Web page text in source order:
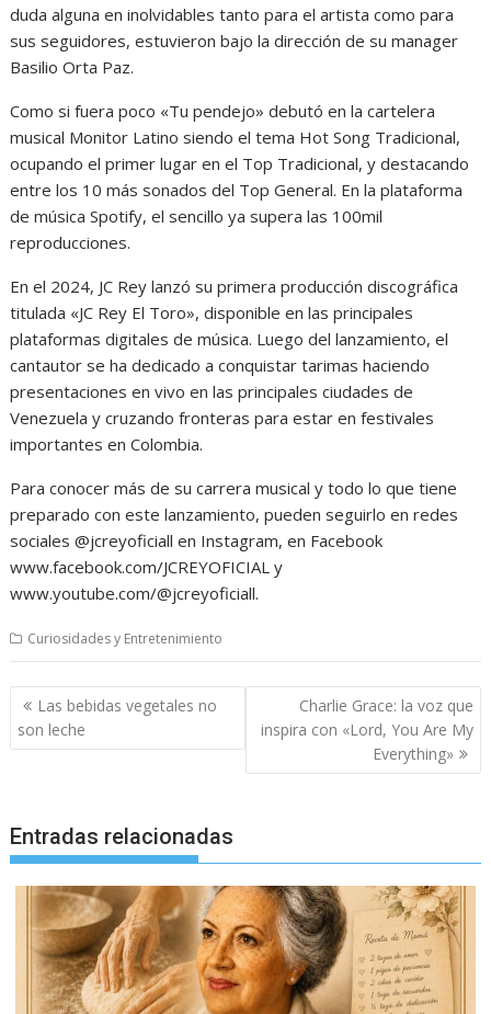
duda alguna en inolvidables tanto para el artista como para
sus seguidores, estuvieron bajo la dirección de su manager
Basilio Orta Paz.
Como si fuera poco «Tu pendejo» debutó en la cartelera
musical Monitor Latino siendo el tema Hot Song Tradicional,
ocupando el primer lugar en el Top Tradicional, y destacando
entre los 10 más sonados del Top General. En la plataforma
de música Spotify, el sencillo ya supera las 100mil
reproducciones.
En el 2024, JC Rey lanzó su primera producción discográfica
titulada «JC Rey El Toro», disponible en las principales
plataformas digitales de música. Luego del lanzamiento, el
cantautor se ha dedicado a conquistar tarimas haciendo
presentaciones en vivo en las principales ciudades de
Venezuela y cruzando fronteras para estar en festivales
importantes en Colombia.
Para conocer más de su carrera musical y todo lo que tiene
preparado con este lanzamiento, pueden seguirlo en redes
sociales @jcreyoficiall en Instagram, en Facebook
www.facebook.com/JCREYOFICIAL y
www.youtube.com/@jcreyoficiall.
Curiosidades y Entretenimiento
Navegación
de
entradas
Las bebidas vegetales no
son leche
Charlie Grace: la voz que
inspira con «Lord, You Are My
Everything»
Entradas relacionadas